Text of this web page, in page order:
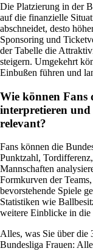
Die Platzierung in der
auf die finanzielle
abschneidet, desto
Sponsoring und
der Tabelle die
steigern. Umgekehrt
Einbußen führen und
Wie können Fans
interpretieren und
relevant?
Fans können die
Punktzahl,
Mannschaften
Formkurven der
bevorstehende Spiele
Statistiken wie
weitere Einblicke in die
Alles, was Sie über die
Bundesliga Frauen: